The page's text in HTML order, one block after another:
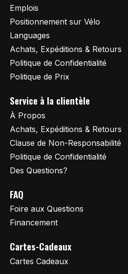
Emplois
Positionnement sur Vélo
Languages
Achats, Expéditions & Retours
Politique de Confidentialité
Politique de Prix
Service à la clientèle
À Propos
Achats, Expéditions & Retours
Clause de Non-Responsabilité
Politique de Confidentialité
Des Questions?
FAQ
Foire aux Questions
Financement
Cartes-Cadeaux
Cartes Cadeaux